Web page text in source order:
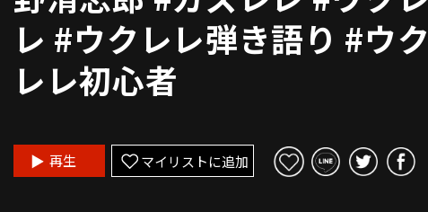
レ #ウクレレ弾き語り #ウク
レレ初心者
再生 マイリストに追加